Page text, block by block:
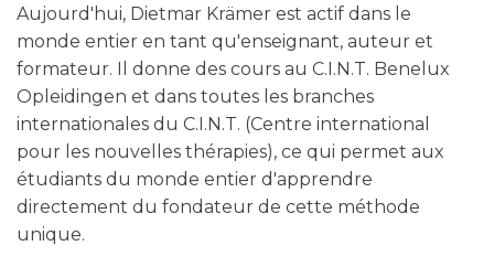
Opleidingen et dans toutes les branches
internationales du C.I.N.T. (Centre international
pour les nouvelles thérapies), ce qui permet aux
étudiants du monde entier d'apprendre
directement du fondateur de cette méthode
unique.